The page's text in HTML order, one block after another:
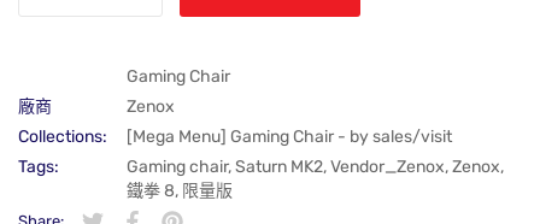
Gaming Chair
廠商
Zenox
Collections:
[Mega Menu] Gaming Chair - by sales/visit
Tags:
Gaming chair,Saturn MK2,Vendor_Zenox,Zenox,
鐵拳 8, 限量版